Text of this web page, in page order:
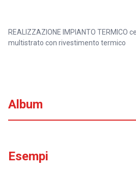
REALIZZAZIONE IMPIANTO TERMICO
multistrato con rivestimento termico
Album
Esempi